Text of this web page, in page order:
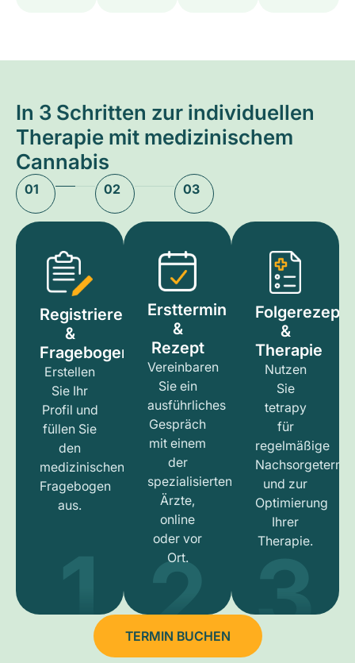
In 3 Schritten zur individuellen
Therapie mit medizinischem
Cannabis
01 02 03
Registrieren
&
Fragebogen
Erstellen
Sie Ihr
Profil und
füllen Sie
den
medizinischen
Fragebogen
aus.
1
Ersttermin
&
Rezept
Vereinbaren
Sie ein
ausführliches
Gespräch
mit einem
der
spezialisierten
Ärzte,
online
oder vor
Ort.
2
Folgerezept
&
Therapie
Nutzen
Sie
tetrapy
für
regelmäßige
und zur
Optimierung
Ihrer
Therapie.
3
TERMIN BUCHEN